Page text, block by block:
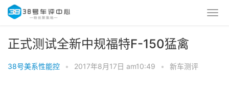
正式测试全新中规福特F-150猛禽
38号美系性能控 • 2017年8月17日 am10:49 • 新车测评